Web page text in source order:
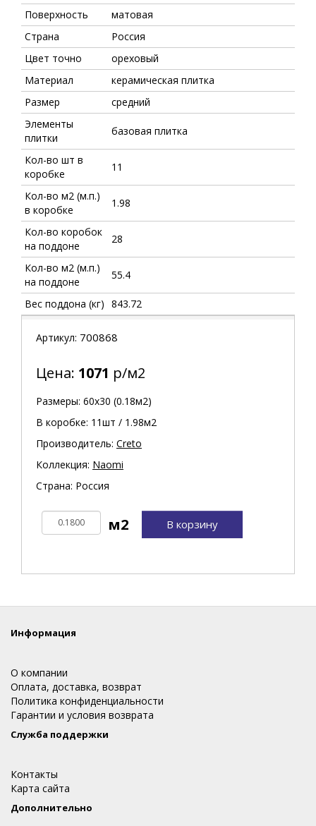
Поверхность
матовая
Страна
Россия
Цвет точно
ореховый
Материал
керамическая плитка
Размер
средний
Элементы
плитки
базовая плитка
Кол-во шт в
коробке
11
Кол-во м2 (м.п.)
в коробке
1.98
Кол-во коробок
на поддоне
28
Кол-во м2 (м.п.)
на поддоне
55.4
Вес поддона (кг) 843.72
Артикул: 700868
Цена: 1071 р/м2
Размеры: 60х30 (0.18м2)
В коробке: 11шт / 1.98м2
Производитель: Creto
Коллекция: Naomi
Страна: Россия
В корзину
Информация
О компании
Оплата, доставка, возврат
Политика конфиденциальности
Гарантии и условия возврата
Служба поддержки
Контакты
Карта сайта
Дополнительно